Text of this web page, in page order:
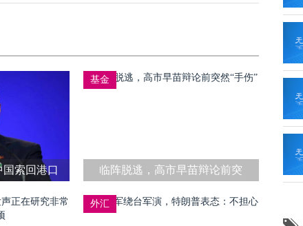
索回港口
基金
临阵脱逃，高市早苗辩论前突
外汇